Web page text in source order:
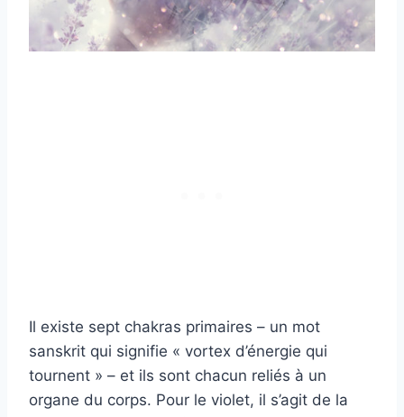
Il existe sept chakras primaires – un mot
sanskrit qui signifie « vortex d’énergie qui
tournent » – et ils sont chacun reliés à un
organe du corps. Pour le violet, il s’agit de la